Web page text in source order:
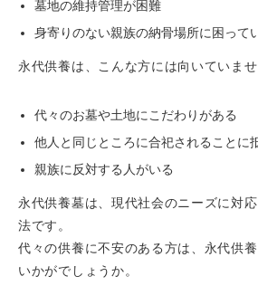
墓地の維持管理が困難
身寄りのない親族の納骨場所に困って
永代供養は、こんな方には向いていま
代々のお墓や土地にこだわりがある
他人と同じところに合祀されることに
親族に反対する人がいる
永代供養墓は、現代社会のニーズに対
法です。
代々の供養に不安のある方は、永代供
いかがでしょうか。